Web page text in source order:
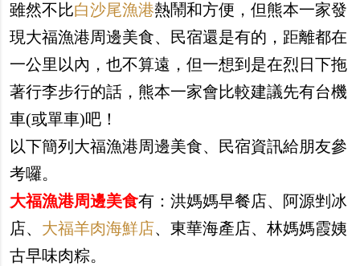
雖然不比白沙尾漁港熱鬧和方便，但熊本一家發
現大福漁港周邊美食、民宿還是有的，距離都在
一公里以內，也不算遠，但一想到是在烈日下拖
著行李步行的話，熊本一家會比較建議先有台機
車(或單車)吧！
以下簡列大福漁港周邊美食、民宿資訊給朋友參
考囉。
大福漁港周邊美食有：洪媽媽早餐店、阿源剉冰
店、 大福羊肉海鮮店、東華海產店、林媽媽霞姨
古早味肉粽。